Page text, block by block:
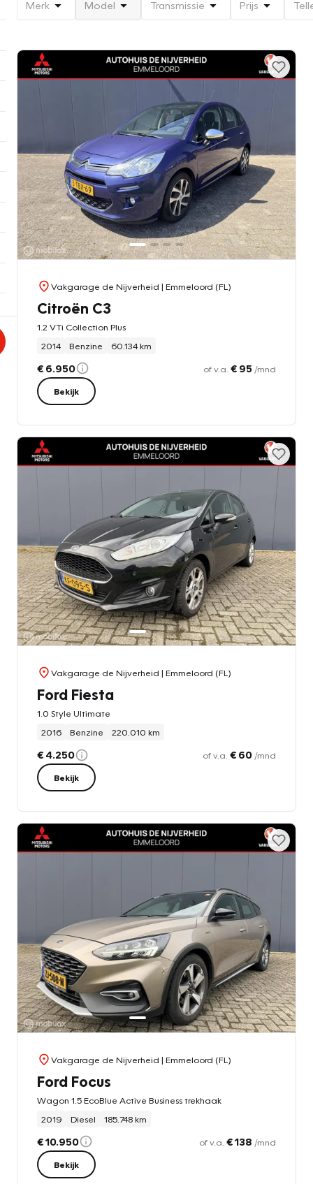
Merk Model Transmissie Prijs
Vakgarage de Nijverheid | Emmeloord (FL)
Citroën C3
1.2 VTi Collection Plus
2014
Benzine 60.134 km
€ 6.950 of v.a. € 95 /mnd
Bekijk
Vakgarage de Nijverheid | Emmeloord (FL)
Ford Fiesta
1.0 Style Ultimate
2016
Benzine 220.010 km
€ 4.250 of v.a. € 60 /mnd
Bekijk
Vakgarage de Nijverheid | Emmeloord (FL)
Ford Focus
Wagon 1.5 EcoBlue Active Business trekhaak
2019
Diesel 185.748 km
€ 10.950 of v.a. € 138 /mnd
Bekijk